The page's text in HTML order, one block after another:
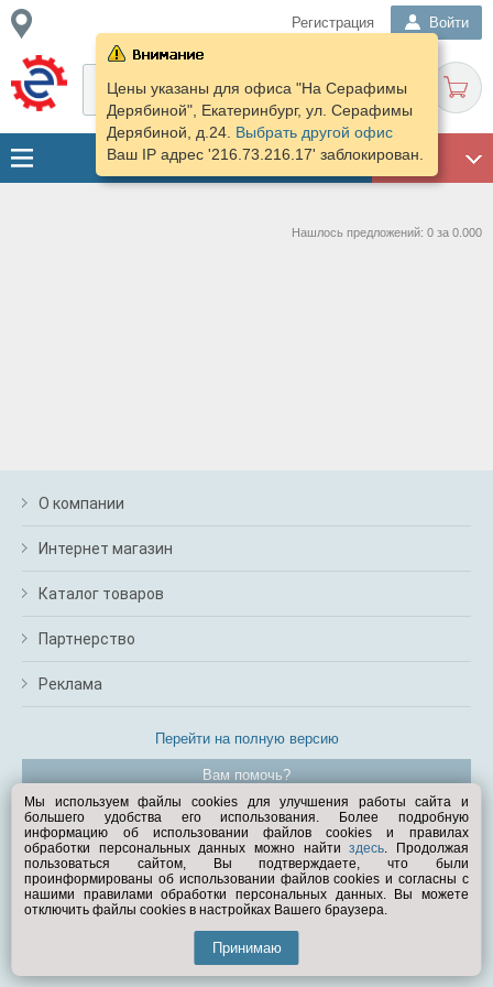
Регистрация Войти
ГАРАЖ
Цены указаны для офиса "На Серафимы
Дерябиной", Екатеринбург, ул. Серафимы
Дерябиной, д.24. Выбрать другой офис
Ваш IP адрес '216.73.216.17' заблокирован.
Нашлось предложений: 0 за 0.000
О компании
Интернет магазин
Каталог товаров
Партнерство
Реклама
Перейти на полную версию
Вам помочь?
© Exist.ru 1998—2026
Мы используем файлы cookies для улучшения работы сайта и
большего удобства его использования. Более подробную
информацию об использовании файлов cookies и правилах
обработки персональных данных можно найтиздесь. Продолжая
пользоваться сайтом, Вы подтверждаете, что были
проинформированы об использовании файлов cookies и согласны с
нашими правилами обработки персональных данных. Вы можете
отключить файлы cookies в настройках Вашего браузера.
Принимаю